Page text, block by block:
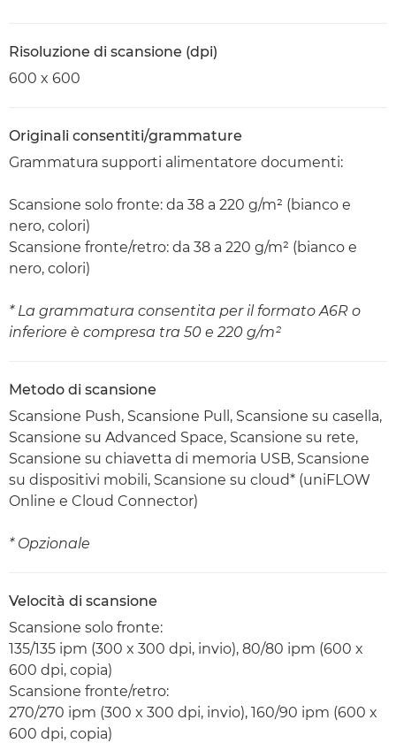
Risoluzione di scansione (dpi)
600 x 600
Originali consentiti/grammature
Grammatura supporti alimentatore documenti:
Scansione solo fronte: da 38 a 220 g/m² (bianco e
nero, colori)
Scansione fronte/retro: da 38 a 220 g/m² (bianco e
nero, colori)
* La grammatura consentita per il formato A6R o
inferiore è compresa tra 50 e 220 g/m²
Metodo di scansione
Scansione Push, Scansione Pull, Scansione su casella,
Scansione su Advanced Space, Scansione su rete,
Scansione su chiavetta di memoria USB, Scansione
su dispositivi mobili, Scansione su cloud* (uniFLOW
Online e Cloud Connector)
* Opzionale
Velocità di scansione
Scansione solo fronte:
135/135 ipm (300 x 300 dpi, invio), 80/80 ipm (600 x
600 dpi, copia)
Scansione fronte/retro:
270/270 ipm (300 x 300 dpi, invio), 160/90 ipm (600 x
600 dpi, copia)